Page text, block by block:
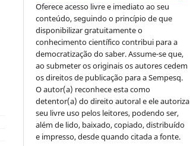
Oferece acesso livre e imediato ao seu
conteúdo, seguindo o princípio de que
disponibilizar gratuitamente o
conhecimento científico contribui para a
democratização do saber. Assume-se que,
ao submeter os originais os autores cedem
os direitos de publicação para a Sempesq.
O autor(a) reconhece esta como
detentor(a) do direito autoral e ele autoriza
seu livre uso pelos leitores, podendo ser,
além de lido, baixado, copiado, distribuído
e impresso, desde quando citada a fonte.